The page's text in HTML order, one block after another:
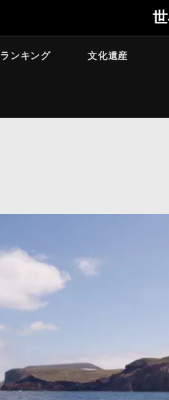
ランキング 文化遺産